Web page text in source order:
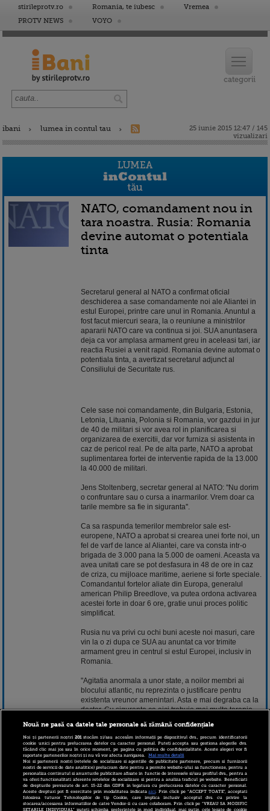
stirileprotv.ro Romania, te iubesc
Vremea
PROTV NEWS
VOYO
ibani lumea in contul tau
25 iunie 2015 12:47 / 145
vizualizari
NATO, comandament nou in
tara noastra. Rusia: Romania
devine automat o potentiala
tinta
Secretarul general al NATO a confirmat oficial
deschiderea a sase comandamente noi ale Aliantei in
estul Europei, printre care unul in Romania. Anuntul a
fost facut miercuri seara, la o reuniune a ministrilor
apararii NATO care va continua si joi. SUA anuntasera
deja ca vor amplasa armament greu in aceleasi tari, iar
reactia Rusiei a venit rapid. Romania devine automat o
potentiala tinta, a avertizat secretarul adjunct al
Consiliului de Securitate rus.
Cele sase noi comandamente, din Bulgaria, Estonia,
Letonia, Lituania, Polonia si Romania, vor gazdui in jur
de 40 de militari si vor avea rol in planificarea si
organizarea de exercitii, dar vor furniza si asistenta in
caz de pericol real. Pe de alta parte, NATO a aprobat
suplimentarea fortei de interventie rapida de la 13.000
la 40.000 de militari.
Jens Stoltenberg, secretar general al NATO: ''Nu dorim
o confruntare sau o cursa a inarmarilor. Vrem doar ca
tarile membre sa fie in siguranta''.
Ca sa raspunda temerilor membrelor sale est-
europene, NATO a aprobat si crearea unei forte noi, un
fel de varf de lance al Aliantei, care va consta intr-o
brigada de 3.000 pana la 5.000 de oameni. Aceasta va
avea unitati care se pot desfasura in 48 de ore in caz
de criza, cu mijloace maritime, aeriene si forte speciale.
Comandantul fortelor aliate din Europa, generalul
american Philip Breedlove, va putea ordona activarea
acestei forte in doar 6 ore, gratie unui proces politic
simplificat.
Rusia nu va privi cu ochi buni aceste noi masuri, care
vin la o zi dupa ce SUA au anuntat ca vor trimite
armament greu in centrul si estul Europei, inclusiv in
Romania.
"Agitatia anormala a unor state, a noilor membri ai
blocului atlantic, nu reprezinta o justificare pentru
existenta vreunor amenintari. Asta e mai degraba ca la
doctor. Cu siguranta ca aici trebuie mai multa terapie
beneficiari - tarile baltice, Polonia, Romania'' - a
declarat Evgheni Lukianov, secretar adjunct al
Consiliului de Securitate rus.
Parlamentul Romaniei a votat miercuri noua strategie
de aparare a tarii, prin care armata va primi in urmatorii
ani 2% din PIB, dar si prin care se permite stationarea
trupelor straine la noi in tara in unitati nepermanente.
Nouă ne pasă ca datele tale personale să rămână confidențiale
Noi și partenerii noștri201stocăm și/sau accesăm informații pe dispozitivul dvs., precum identificatorii
cookie unici pentru prelucrarea datelor cu caracter personal. Puteți accepta sau gestiona alegerile dvs.
făcând clic mai jos sau în orice moment, pe pagina cu politica de confidențialitate. Aceste alegeri vor fi
raportate partenerilor noștri și nu vă vor afecta navigarea.
Mai multe detalii
Noi si partenerii nostri (retelele de socializare si agentiile de publicitate partenere, precum si furnizorii
nostri de servicii de date analitice) prelucram date pentru a permite website-ului sa functioneze, pentru a
personaliza continutul si anunturile publicitare afisate in functie de interesele si/sau profilul dvs., pentru a
va oferi functionalitati aferente retelelor de socializare si pentru a analiza traficul pe website. Beneficiati
de drepturile prevazute de art. 15-22 din GDPR in legatura cu prelucrarea datelor cu caracter personal.
Aceste drepturi pot fi exercitate prin modalitatea indicataaici. Prin click pe “ACCEPT TOATE”, acceptati
folosirea tuturor Tehnologiilor de tip Cookie, care implica inclusiv acceptul dvs. cu privire la
stocarea/accesarea informatiilor de catre Vendor-ii cu care colaboram. Prin click pe “VREAU SA MODIFIC
SETARILE INDIVIDUAL” puteti schimba preferintele in mod individual, mai putin cele legate de cookie